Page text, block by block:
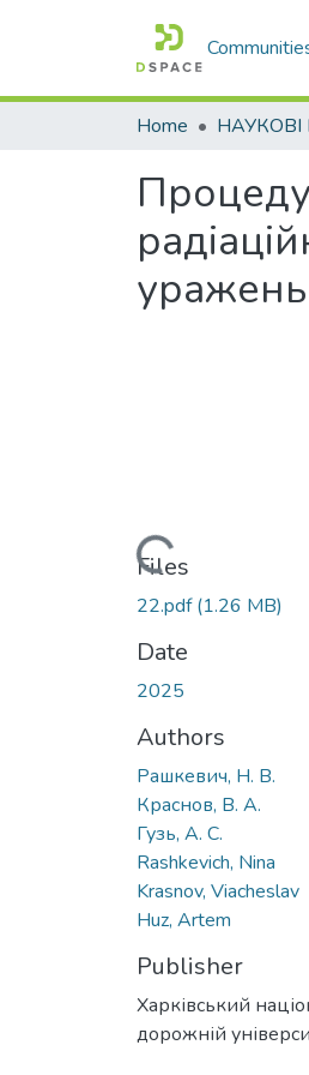
Home
уражень
Loading...
Files
22.pdf(1.26 MB)
Date
2025
Authors
Рашкевич, Н. В.
Краснов, В. А.
Гузь, А. С.
Rashkevich, Nina
Krasnov, Viacheslav
Нuz, Artem
Publisher
Харківський
дорожній